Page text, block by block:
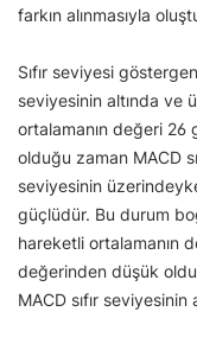
farkın alınmasıyla
Sıfır seviyesi
seviyesinin altında ve
ortalamanın değeri 26
olduğu zaman MACD
seviyesinin
güçlüdür. Bu durum
hareketli ortalamanın
değerinden düşük
MACD sıfır seviyesinin